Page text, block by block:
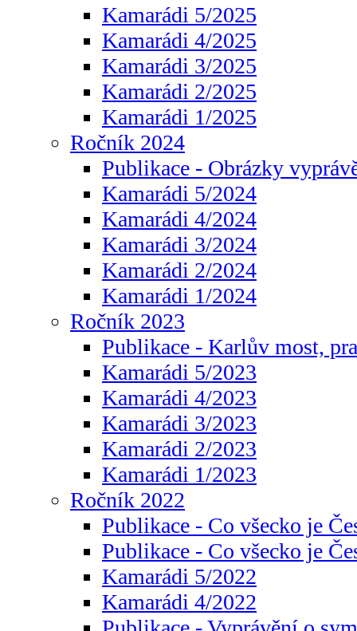
Kamarádi 5/2025
Kamarádi 4/2025
Kamarádi 3/2025
Kamarádi 2/2025
Kamarádi 1/2025
Ročník 2024
Publikace - Obrázky
Kamarádi 5/2024
Kamarádi 4/2024
Kamarádi 3/2024
Kamarádi 2/2024
Kamarádi 1/2024
Ročník 2023
Publikace - Karlův most,
Kamarádi 5/2023
Kamarádi 4/2023
Kamarádi 3/2023
Kamarádi 2/2023
Kamarádi 1/2023
Ročník 2022
Publikace - Co všecko je
Publikace - Co všecko je
Kamarádi 5/2022
Kamarádi 4/2022